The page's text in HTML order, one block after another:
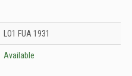
Bakanlığı Merkez Kütüphanesi:
LO1 FUA 1931
Available